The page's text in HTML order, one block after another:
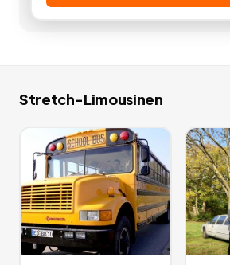
Stretch-Limousinen